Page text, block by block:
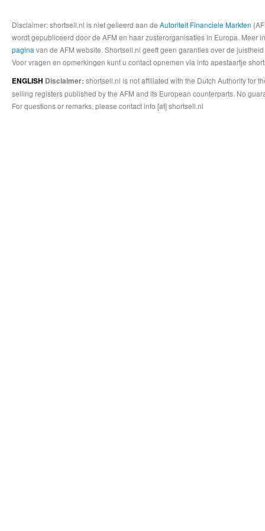
Disclaimer: shortsell.nl is niet gelieerd aan de Autoriteit Financiele Markten
wordt gepubliceerd door de AFM en haar zusterorganisaties in Europa.
pagina van de AFM website. Shortsell.nl geeft geen garanties over de
Voor vragen en opmerkingen kunt u contact opnemen via info apestaartje
ENGLISH Disclaimer: shortsell.nl is not affiliated with the Dutch Authority for
selling registers published by the AFM and its European counterparts. No
For questions or remarks, please contact info [at] shortsell.nl